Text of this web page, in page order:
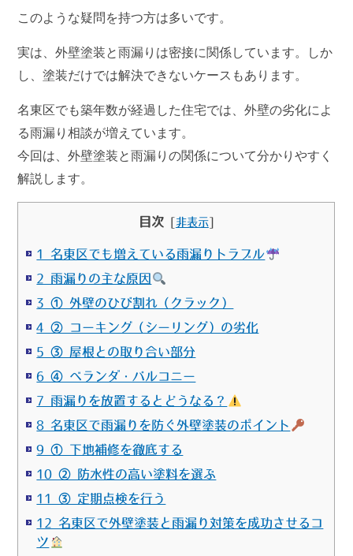
このような疑問を持つ方は多いです。
実は、外壁塗装と雨漏りは密接に関係しています。しか
し、塗装だけでは解決できないケースもあります。
名東区でも築年数が経過した住宅では、外壁の劣化によ
る雨漏り相談が増えています。
今回は、外壁塗装と雨漏りの関係について分かりやすく
解説します。
目次 非表示]
1 名東区でも増えている雨漏りトラブル
2 雨漏りの主な原因
3 ① 外壁のひび割れ（クラック）
4 ② コーキング（シーリング）の劣化
5 ③ 屋根との取り合い部分
6 ④ ベランダ・バルコニー
7 雨漏りを放置するとどうなる？
8 名東区で雨漏りを防ぐ外壁塗装のポイント
9 ① 下地補修を徹底する
10 ② 防水性の高い塗料を選ぶ
11 ③ 定期点検を行う
12 名東区で外壁塗装と雨漏り対策を成功させるコ
ツ